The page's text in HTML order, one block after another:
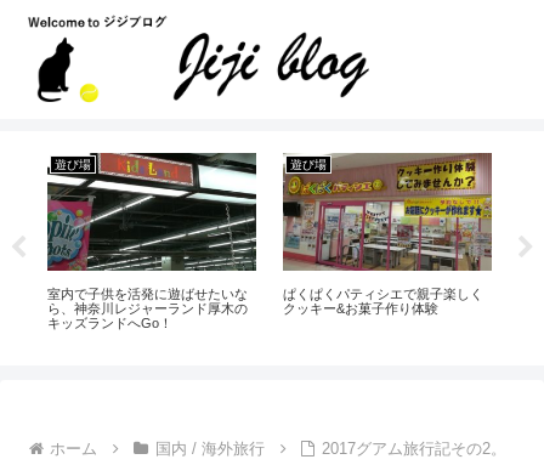
国内 / 海外旅行
大手旅行会社のグアム旅行代金ま
とめと格安の安い時期
遊び場
神奈川で子供と行きたい室内遊び
場ランキング！
ホーム 国内 / 海外旅行
2017グアム旅行記その2。